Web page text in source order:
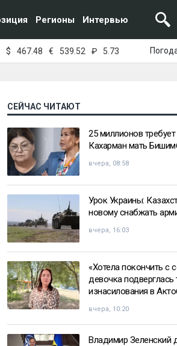
Регионы Интервью
$ 467.48 € 539.52 ₽ 5.73
СЕЙЧАС ЧИТАЮТ
25 миллионов
Кахарман мать
вчера, 08:58
Урок Украины:
новому снабжать
вчера, 16:03
«Хотела покончить с
девочка подверглась
изнасилования в
вчера, 10:20
Владимир Зеленский